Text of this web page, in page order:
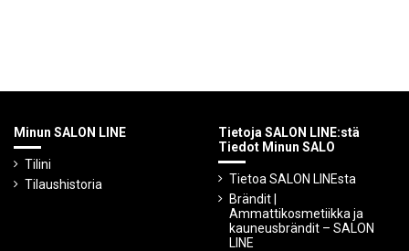
Minun SALON LINE
Tilini
Tilaushistoria
Tietoja SALON LINE:stä
Tiedot Minun SALO
Tietoa SALON LINEsta
Brändit |
Ammattikosmetiikka ja
kauneusbrändit – SALON
LINE